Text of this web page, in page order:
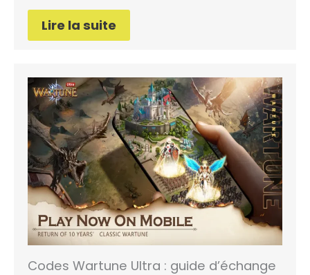
Lire la suite
Codes Wartune Ultra : guide d’échange